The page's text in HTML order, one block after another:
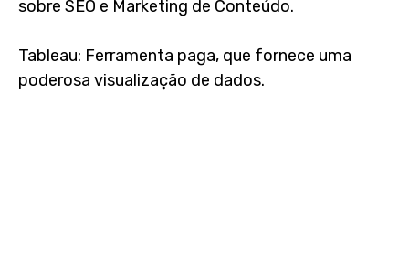
sobre SEO e Marketing de Conteúdo.
Tableau: Ferramenta paga, que fornece uma
poderosa visualização de dados.